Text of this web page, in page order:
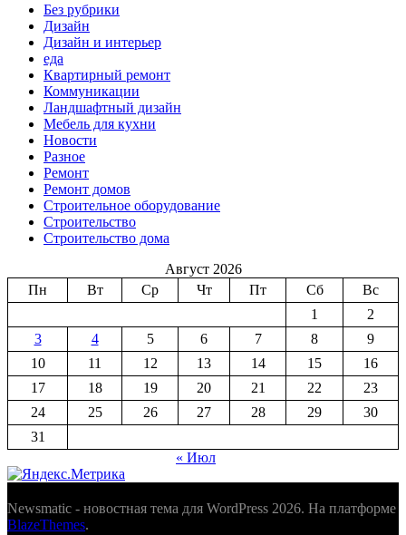
Без рубрики
Дизайн
Дизайн и интерьер
еда
Квартирный ремонт
Коммуникации
Ландшафтный дизайн
Мебель для кухни
Новости
Разное
Ремонт
Ремонт домов
Строительное оборудование
Строительство
Строительство дома
Август 2026
Пн
Вт Ср Чт Пт Сб
Вс
1
2
3
4 5 6 7 8
9
10
11 12 13 14 15
16
17
18 19 20 21 22
23
24
25 26 27 28 29
30
31
« Июл
Newsmatic - новостная тема для WordPress 2026. На платформе
BlazeThemes.